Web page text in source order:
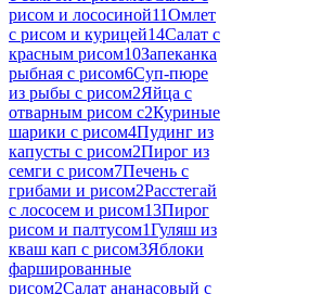
рисом и лососиной11Омлет
с рисом и курицей14Салат с
красным рисом10Запеканка
рыбная с рисом6Суп-пюре
из рыбы с рисом2Яйца с
отварным рисом с2Куриные
шарики с рисом4Пудинг из
капусты с рисом2Пирог из
семги с рисом7Печень с
грибами и рисом2Расстегай
с лососем и рисом13Пирог
рисом и палтусом1Гуляш из
кваш кап с рисом3Яблоки
фаршированные
рисом2Салат ананасовый с